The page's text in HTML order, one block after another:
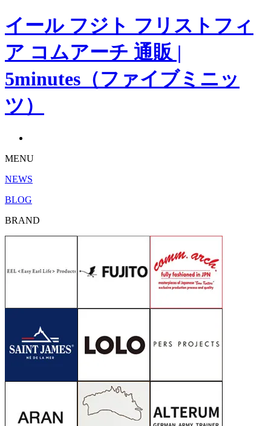
イール フジト フリストフィ
ア コムアーチ 通販 |
5minutes（ファイブミニッ
ツ）
MENU
NEWS
BLOG
BRAND